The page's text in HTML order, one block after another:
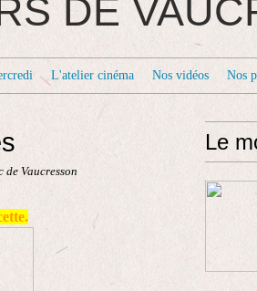
DE
L'atelier cinéma Nos vidéos Nos
Vaucresson
Le